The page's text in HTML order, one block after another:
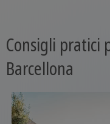
Consigli pratici
Barcellona